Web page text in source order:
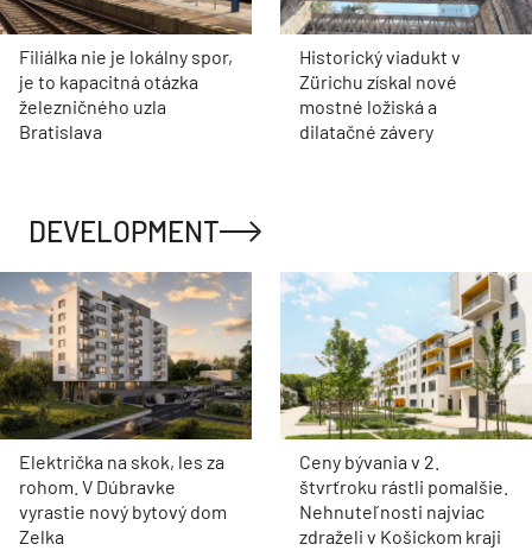
Filiálka nie je lokálny spor,
je to kapacitná otázka
železničného uzla
Bratislava
Historický viadukt v
Zürichu získal nové
mostné ložiská a
dilatačné závery
DEVELOPMENT
Električka na skok, les za
rohom. V Dúbravke
vyrastie nový bytový dom
Zelka
Ceny bývania v 2.
štvrťroku rástli pomalšie.
Nehnuteľnosti najviac
zdraželi v Košickom kraji